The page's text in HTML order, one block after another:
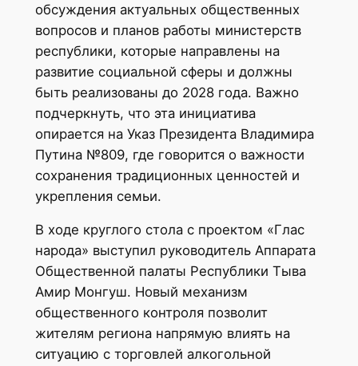
обсуждения актуальных общественных
вопросов и планов работы министерств
республики, которые направлены на
развитие социальной сферы и должны
быть реализованы до 2028 года. Важно
подчеркнуть, что эта инициатива
опирается на Указ Президента Владимира
Путина №809, где говорится о важности
сохранения традиционных ценностей и
укрепления семьи.
В ходе круглого стола с проектом «Глас
народа» выступил руководитель Аппарата
Общественной палаты Республики Тыва
Амир Монгуш. Новый механизм
общественного контроля позволит
жителям региона напрямую влиять на
ситуацию с торговлей алкогольной